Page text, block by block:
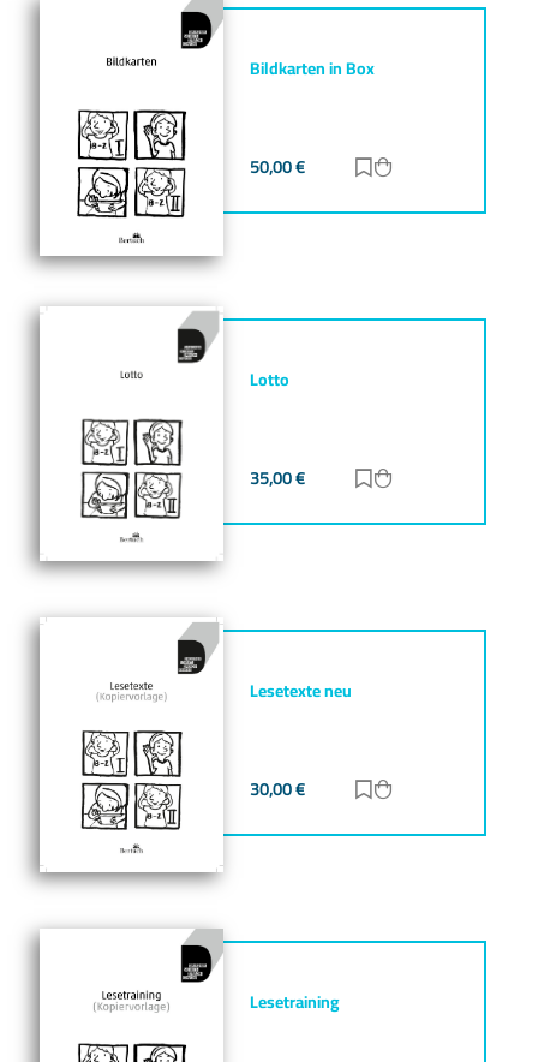
Bildkarten in Box
50,00€ Zur Merkliste
Lotto
35,00€ Zur Merkliste
Lesetexte neu
30,00€ Zur Merkliste
Lesetraining